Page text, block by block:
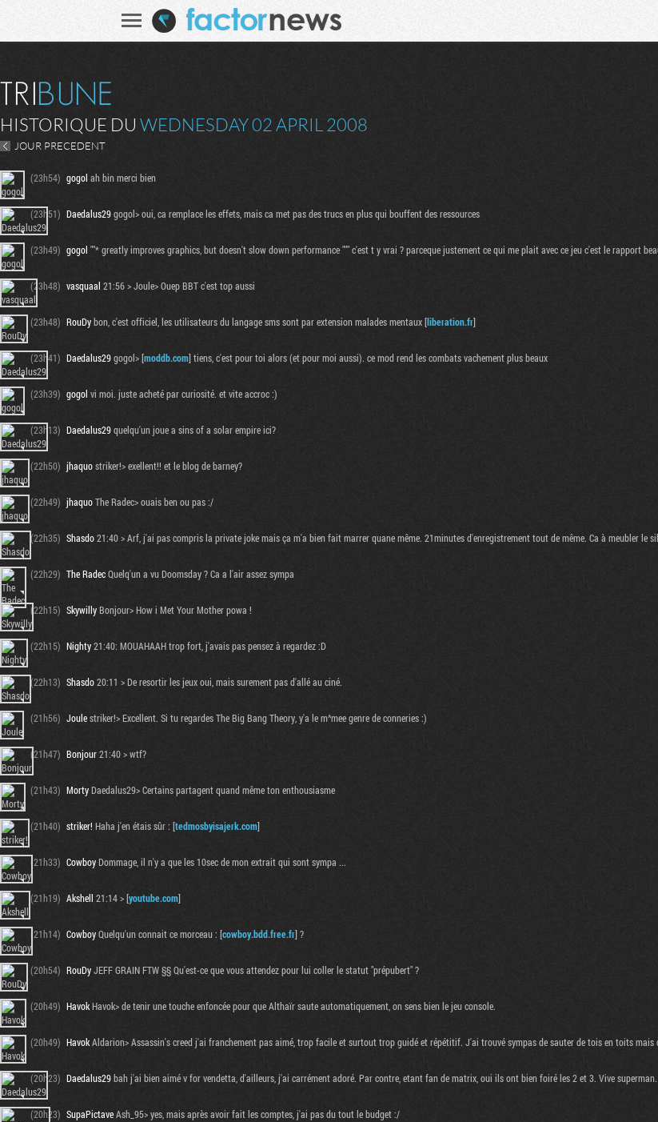
HISTORIQUE DU WEDNESDAY 02 APRIL 2008
JOUR PRECEDENT
(23h54) gogol ah bin merci bien
(23h51) Daedalus29gogol> oui, ca remplace les effets, mais ca met pas des trucs en plus qui bouffent des ressources
(23h49) gogol ""* greatly improves graphics, but doesn't slow down performance """ c'est t y vrai ? parceque justement ce qui me plait avec ce jeu c'est le rapport
(23h48) vasquaal 21:56 > Joule> Ouep BBT c'est top aussi
(23h48) RouDybon, c'est officiel, les utilisateurs du langage sms sont par extension malades mentaux [liberation.fr]
(23h41) Daedalus29gogol> [moddb.com] tiens, c'est pour toi alors (et pour moi aussi). ce mod rend les combats vachement plus beaux
(23h39) gogol vi moi. juste acheté par curiosité. et vite accroc :)
(23h13) Daedalus29quelqu'un joue a sins of a solar empire ici?
(22h50) jhaquostriker!> exellent!! et le blog de barney?
(22h49) jhaquoThe Radec> ouais ben ou pas :/
(22h35) Shasdo21:40 > Arf, j'ai pas compris la private joke mais ça m'a bien fait marrer quane même. 21minutes d'enregistrement tout de même. Ca à meubler le
(22h29) The RadecQuelq'un a vu Doomsday ? Ca a l'air assez sympa
(22h15) SkywillyBonjour> How i Met Your Mother powa !
(22h15) Nighty21:40: MOUAHAAH trop fort, j'avais pas pensez à regardez :D
(22h13) Shasdo20:11 > De resortir les jeux oui, mais surement pas d'allé au ciné.
(21h56) Joulestriker!> Excellent. Si tu regardes The Big Bang Theory, y'a le m^mee genre de conneries :)
(21h47) Bonjour21:40 > wtf?
(21h43) MortyDaedalus29> Certains partagent quand même ton enthousiasme
(21h40) striker! Haha j'en étais sûr : [tedmosbyisajerk.com]
(21h33) CowboyDommage, il n'y a que les 10sec de mon extrait qui sont sympa ...
(21h19) Akshell 21:14 > [youtube.com]
(21h14) CowboyQuelqu'un connait ce morceau : [cowboy.bdd.free.fr] ?
(20h54) RouDyJEFF GRAIN FTW §§ Qu'est-ce que vous attendez pour lui coller le statut "prépubert" ?
(20h49) HavokHavok> de tenir une touche enfoncée pour que Althaïr saute automatiquement, on sens bien le jeu console.
(20h49) HavokAldarion> Assassin's creed j'ai franchement pas aimé, trop facile et surtout trop guidé et répétitif. J'ai trouvé sympas de sauter de tois en toits
(20h23) Daedalus29bah j'ai bien aimé v for vendetta, d'ailleurs, j'ai carrément adoré. Par contre, etant fan de matrix, oui ils ont bien foiré les 2 et 3. Vive superman.
(20h23) SupaPictaveAsh_95> yes, mais après avoir fait les comptes, j'ai pas du tout le budget :/